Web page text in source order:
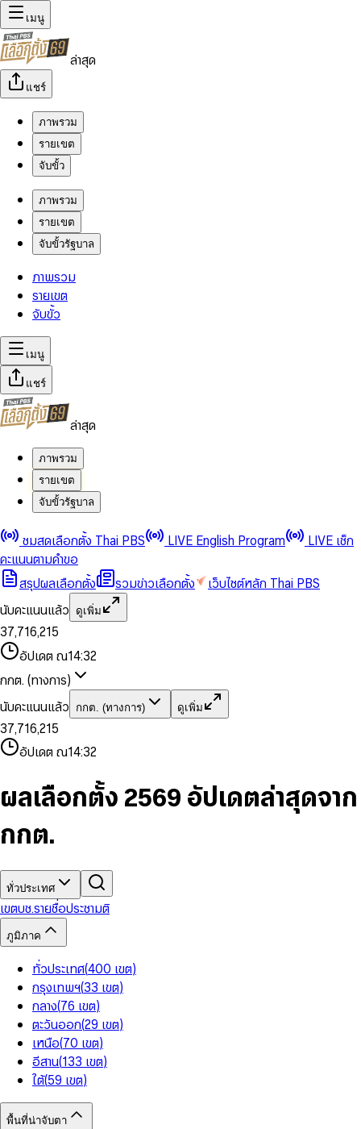
เมนู
ล่าสุด
แชร์
ภาพรวม
รายเขต
จับขั้ว
ภาพรวม
รายเขต
จับขั้วรัฐบาล
ภาพรวม
รายเขต
จับขั้ว
เมนู
แชร์
ล่าสุด
ภาพรวม
รายเขต
จับขั้วรัฐบาล
ชมสดเลือกตั้ง Thai PBS LIVE English Program
LIVE เช็ก
คะแนนตามคำขอ
สรุปผลเลือกตั้ง
รวมข่าวเลือกตั้ง
เว็บไซต์หลัก Thai PBS
นับคะแนนแล้ว
ดูเพิ่ม
0
1
2
3
4
5
6
8
9
0
1
2
3
4
5
6
7
8
9
,
0
1
2
4
6
7
8
9
0
1
2
3
4
5
6
7
8
9
0
1
3
5
6
7
8
9
,
1
2
4
5
7
8
9
0
1
3
4
6
7
8
9
0
2
3
4
5
7
8
อัปเดต ณ14:32
กกต. (ทางการ)
นับคะแนนแล้ว
กกต. (ทางการ) ดูเพิ่ม
0
1
2
3
4
5
7
8
0
1
2
4
5
6
7
8
9
,
0
1
2
4
6
7
8
9
0
1
2
3
5
6
8
9
0
1
3
5
6
7
8
,
1
2
4
6
7
9
0
1
3
5
6
8
9
0
2
3
4
5
7
9
อัปเดต ณ14:32
ผลเลือกตั้ง 2569 อัปเดตล่าสุดจาก
กกต.
ทั่วประเทศ
เขตบช.รายชื่อประชามติ
ภูมิภาค
ทั่วประเทศ(400 เขต)
กรุงเทพฯ(33 เขต)
กลาง(76 เขต)
ตะวันออก(29 เขต)
เหนือ(70 เขต)
อีสาน(133 เขต)
ใต้(59 เขต)
พื้นที่น่าจับตา